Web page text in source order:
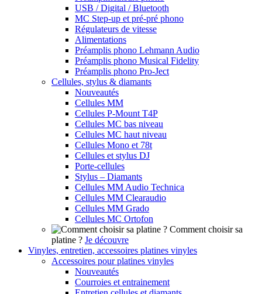
USB / Digital / Bluetooth
MC Step-up et pré-pré phono
Régulateurs de vitesse
Alimentations
Préamplis phono Lehmann Audio
Préamplis phono Musical Fidelity
Préamplis phono Pro-Ject
Cellules, stylus & diamants
Nouveautés
Cellules MM
Cellules P-Mount T4P
Cellules MC bas niveau
Cellules MC haut niveau
Cellules Mono et 78t
Cellules et stylus DJ
Porte-cellules
Stylus – Diamants
Cellules MM Audio Technica
Cellules MM Clearaudio
Cellules MM Grado
Cellules MC Ortofon
Comment choisir sa
platine ? Je découvre
Vinyles, entretien, accessoires platines vinyles
Accessoires pour platines vinyles
Nouveautés
Courroies et entrainement